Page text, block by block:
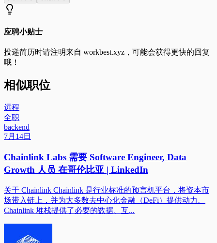
应聘小贴士
投递简历时请注明来自 workbest.xyz ，可能会获得更快的回复
哦！
相似职位
远程
全职
backend
7月14日
Chainlink Labs 需要 Software Engineer, Data
Growth 人员 在哥伦比亚 | LinkedIn
关于 Chainlink Chainlink 是行业标准的预言机平台，将资本市
场带入链上，并为大多数去中心化金融（DeFi）提供动力。
Chainlink 堆栈提供了必要的数据、互...